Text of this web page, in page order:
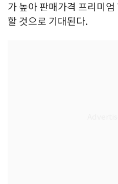
가 높아 판매가격 프리미
할 것으로 기대된다.